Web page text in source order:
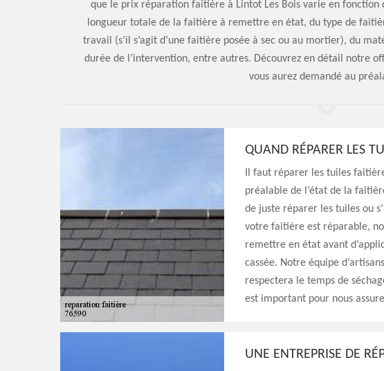
que le prix réparation faitière à Lintot Les Bois varie en fonction
longueur totale de la faitière à remettre en état, du type de
travail (s’il s’agit d’une faitière posée à sec ou au mortier), du
durée de l’intervention, entre autres. Découvrez en détail notre
vous aurez demandé au
QUAND RÉPARER LES
Il faut réparer les tuiles
préalable de l’état de la
de juste réparer les tuiles ou
votre faitière est réparable,
remettre en état avant
cassée. Notre équipe
respectera le temps de
est important pour nous
UNE ENTREPRISE DE